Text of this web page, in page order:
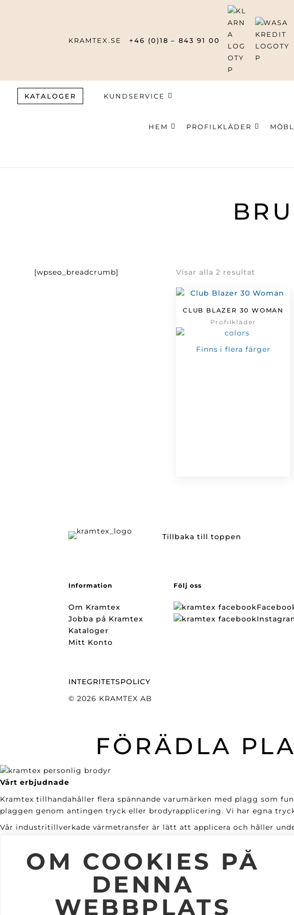
OM COOKIES PÅ
DENNA
WEBBPLATS
KRAMTEX.SE +46 (0)18 – 843 91 00
KATALOGER KUNDSERVICE
HEM PROFILKLÄDER
[wpseo_breadcrumb] Visar alla 2 resultat
senaste
CLUB BLAZER 30 WOMAN
Profilkläder
Finns i flera färger
Tillbaka till toppen
Information
Om Kramtex
Jobba på Kramtex
Kataloger
Mitt Konto
Följ oss
INTEGRITETSPOLICY
© 2026 KRAMTEX AB
FÖRÄDLA
Vårt erbjudnade
Kramtex tillhandahåller flera spännande varumärken med plagg som
plaggen genom antingen tryck eller brodyrapplicering. Vi har egna
Vår industritillverkade värmetransfer är lätt att applicera och håller
Service
Vi erbjuder en enkel orderhantering och kundunika lösningar, allt efter
Vi arbetar hållbart. Våra transferdekaler är Öko-Tex- och Bluesign